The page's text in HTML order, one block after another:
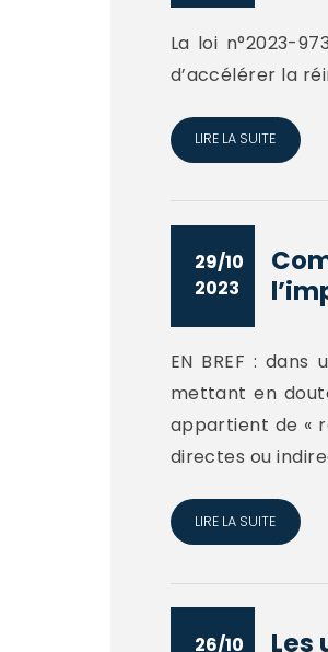
La loi n°2023-
d’accélérer la
LIRE LA SUITE
29/10
2023
EN BREF :
mettant en
appartient de «
directes ou
LIRE LA SUITE
26/10
Les